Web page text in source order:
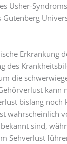
Usher-
Erkrankung
die
bislang
wahrscheinlich
sind,
Sehverlust